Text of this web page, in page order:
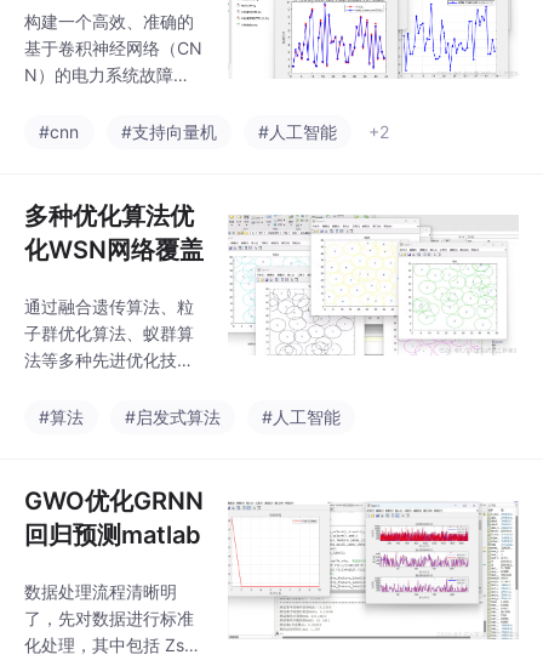
期刊专利！LLVIP、KAI
ST、M3FD数据集。电
子产品，一经出售，概
构建一个高效、准确的
基于卷积神经网络（CN
N）的电力系统故障识
现对电力系统故障的精
行故障数据的特征提取
与抽象化处理，随后，
这些经过抽象的特征会
SVM进一步执行分类与
回归分析的任务，从而
实现对故障类型的精确
准确评估。通过细致的
M模型在风电预测等领
域的
#cnn #支持向量机 #人工智能 +2
多种优化算法优
化WSN网络覆盖
通过融合遗传算法、粒
子群优化算法、蚁群算
法等多种先进优化技
传感器节点的位置与数
与部署成本。多算法协
同工作，增强了全局搜
索能力与收敛速度，避
而显著提升WSN在复杂
环境中的性能表现。该
优化方案适用于环境监
#算法 #启发式算法 #人工智能
GWO优化GRNN
回归预测matlab
数据处理流程清晰明
了，先对数据进行标准
化处理，其中包括 Zsco